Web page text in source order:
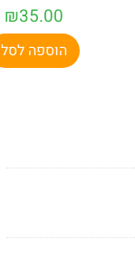
₪35.00
הוספה לסל